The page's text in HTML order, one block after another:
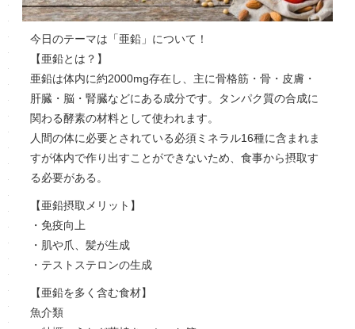
今日のテーマは「亜鉛」について！
【亜鉛とは？】
亜鉛は体内に約2000mg存在し、主に骨格筋・骨・皮膚・
肝臓・脳・腎臓などにある成分です。タンパク質の合成に
関わる酵素の材料として使われます。
人間の体に必要とされている必須ミネラル16種に含まれま
すが体内で作り出すことができないため、食事から摂取す
る必要がある。
【亜鉛摂取メリット】
・免疫向上
・肌や爪、髪が生成
・テストステロンの生成
【亜鉛を多く含む食材】
魚介類